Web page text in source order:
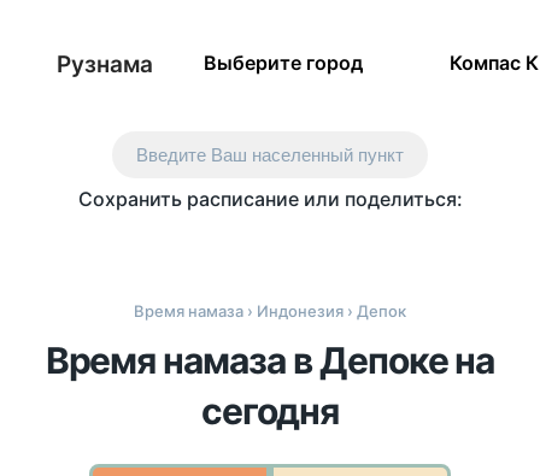
Рузнама Выберите город Компас
Введите Ваш населенный пункт
Сохранить расписание или поделиться:
Время намаза › Индонезия › Депок
Время намаза в Депоке на
сегодня